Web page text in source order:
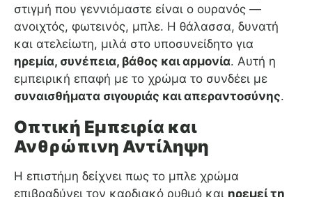
στιγμή που γεννιόμαστε είναι ο ουρανός —
ανοιχτός, φωτεινός, μπλε. Η θάλασσα, δυνατή
και ατελείωτη, μιλά στο υποσυνείδητο για
ηρεμία, συνέπεια, βάθος και αρμονία. Αυτή η
εμπειρική επαφή με το χρώμα το συνδέει με
συναισθήματα σιγουριάς και απεραντοσύνης.
Οπτική Εμπειρία και
Ανθρώπινη Αντίληψη
Η επιστήμη δείχνει πως το μπλε χρώμα
επιβραδύνει τον καρδιακό ρυθμό και ηρεμεί τη